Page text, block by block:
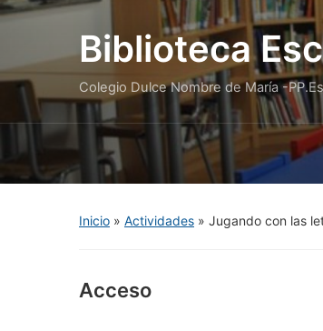
Biblioteca
Colegio Dulce Nombre de María -
Inicio » Actividades » Jugando con las
Acceso